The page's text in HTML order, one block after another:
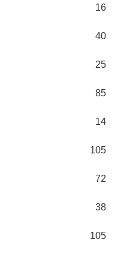
16
40
25
85
14
105
72
38
105